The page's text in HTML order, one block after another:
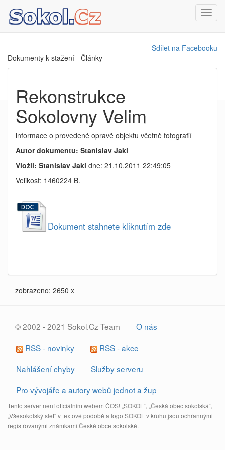
Sdílet na Facebooku
Dokumenty k stažení - Články
Rekonstrukce
Sokolovny Velim
informace o provedené opravě objektu včetně fotografií
Autor dokumentu: Stanislav Jakl
Vložil: Stanislav Jakl dne: 21.10.2011 22:49:05
Velikost: 1460224 B.
Dokument stahnete kliknutím zde
zobrazeno: 2650 x
© 2002 - 2021 Sokol.Cz Team
O nás
RSS - novinky
RSS - akce
Nahlášení chyby
Služby serveru
Pro vývojáře a autory webů jednot a žup
Tento server není oficiálním webem ČOS! „SOKOL“, „Česká obec sokolská“,
„Všesokolský slet“ v textové podobě a logo SOKOL v kruhu jsou ochrannými
registrovanými známkami České obce sokolské.